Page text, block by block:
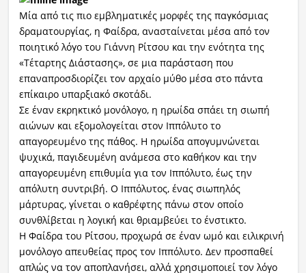
Μία από τις πιο εμβληματικές μορφές της παγκόσμιας
δραματουργίας, η Φαίδρα, ανασταίνεται μέσα από τον
ποιητικό λόγο του Γιάννη Ρίτσου και την ενότητα της
«Τέταρτης Διάστασης», σε μια παράσταση που
επαναπροσδιορίζει τον αρχαίο μύθο μέσα στο πάντα
επίκαιρο υπαρξιακό σκοτάδι.
Σε έναν εκρηκτικό μονόλογο, η ηρωίδα σπάει τη σιωπή
αιώνων και εξομολογείται στον Ιππόλυτο το
απαγορευμένο της πάθος. Η ηρωίδα απογυμνώνεται
ψυχικά, παγιδευμένη ανάμεσα στο καθήκον και την
απαγορευμένη επιθυμία για τον Ιππόλυτο, έως την
απόλυτη συντριβή. Ο Ιππόλυτος, ένας σιωπηλός
μάρτυρας, γίνεται ο καθρέφτης πάνω στον οποίο
συνθλίβεται η λογική και θριαμβεύει το ένστικτο.
Η Φαίδρα του Ρίτσου, προχωρά σε έναν ωμό και ειλικρινή
μονόλογο απευθείας προς τον Ιππόλυτο. Δεν προσπαθεί
απλώς να τον αποπλανήσει, αλλά χρησιμοποιεί τον λόγο